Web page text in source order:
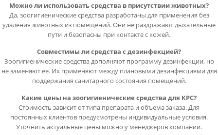
Можно ли использовать средства в присутствии животных?
Да, зоогигиенические средства разработаны для применения без
удаления животных из помещений. Они не раздражают дыхательные
пути и безопасны при контакте с кожей.
Совместимы ли средства с дезинфекцией?
Зоогигиенические средства дополняют программу дезинфекции, но
не заменяют ее. Их применяют между плановыми дезинфекциями для
поддержания санитарного состояния помещений.
Какие цены на зоогигиенические средства для КРС?
Стоимость зависит от типа препарата и объема заказа. Для
постоянных клиентов предусмотрены индивидуальные условия.
Уточнить актуальные цены можно у менеджеров компании.